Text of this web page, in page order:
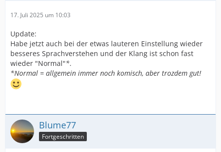
17. Juli 2025 um 10:03
Update:
Habe jetzt auch bei der etwas lauteren Einstellung wieder
besseres Sprachverstehen und der Klang ist schon fast
wieder "Normal"*.
*Normal = allgemein immer noch komisch, aber trozdem gut!
Blume77
Fortgeschritten